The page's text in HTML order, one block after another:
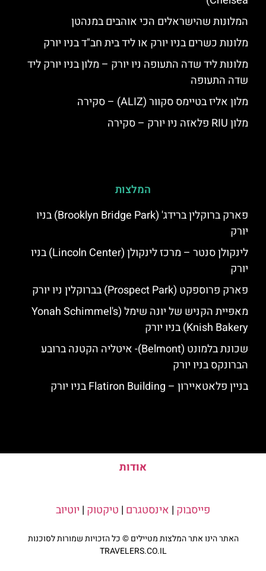
המלונות שהישראלים הכי אוהבים במנהטן
מלונות כשרים בניו יורק או ליד בית חב"ד בניו יורק
מלונות ליד שדה התעופה ניו יורק – מלון בניו יורק ליד
שדה התעופה
מלון אליז בטיימס סקוור (ALIZ) – סקירה
מלון RIU פלאזה ניו יורק – סקירה
המלצות
פארק ברוקלין ברידג' (Brooklyn Bridge Park) בניו
יורק
לינקולן סנטר – מרכז לינקולן (Lincoln Center) בניו
יורק
פארק פרוספקט (Prospect Park) בברוקלין ניו יורק
מאפיית הקניש של יונה שימל (Yonah Schimmel's
Knish Bakery) בניו יורק
שכונת בלמונט (Belmont)- איטליה הקטנה ברובע
הברונקס בניו יורק
בניין פלאטאיירון – Flatiron Building בניו יורק
אודות
פייסבוק | אינסטגרם | טיקטוק | יוטיוב
האתר הינו אתר המלצות מטיילים © כל הזכויות שמורות לסוכנות
TRAVELERS.CO.IL